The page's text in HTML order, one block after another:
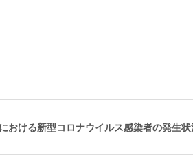
おける新型コロナウイルス感染者の発生